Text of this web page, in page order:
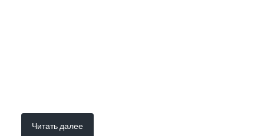
Читать далее